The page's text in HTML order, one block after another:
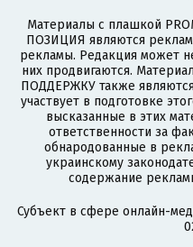
Материалы с плашкой
ПОЗИЦИЯ являются
рекламы. Редакция может
них продвигаются.
ПОДДЕРЖКУ также
участвует в подготовке
высказанные в этих
ответственности за
обнародованные в
украинскому
содержание
Субъект в сфере онлайн-